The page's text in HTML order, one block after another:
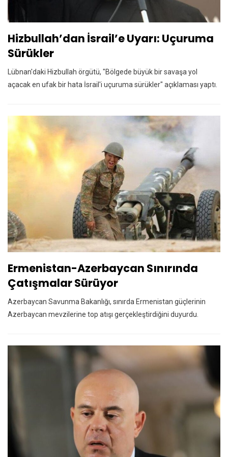
Hizbullah’dan İsrail’e Uyarı: Uçuruma
Sürükler
Lübnan'daki Hizbullah örgütü, "Bölgede büyük bir savaşa yol
açacak en ufak bir hata İsrail'i uçuruma sürükler" açıklaması yaptı.
Ermenistan-Azerbaycan Sınırında
Çatışmalar Sürüyor
Azerbaycan Savunma Bakanlığı, sınırda Ermenistan güçlerinin
Azerbaycan mevzilerine top atışı gerçekleştirdiğini duyurdu.